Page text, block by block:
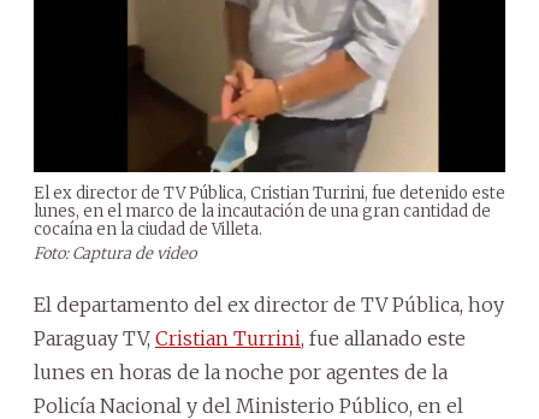
El ex director de TV Pública, Cristian Turrini, fue detenido este
lunes, en el marco de la incautación de una gran cantidad de
cocaína en la ciudad de Villeta.
Foto: Captura de video
El departamento del ex director de TV Pública, hoy
Paraguay TV, Cristian Turrini, fue allanado este
lunes en horas de la noche por agentes de la
Policía Nacional y del Ministerio Público, en el